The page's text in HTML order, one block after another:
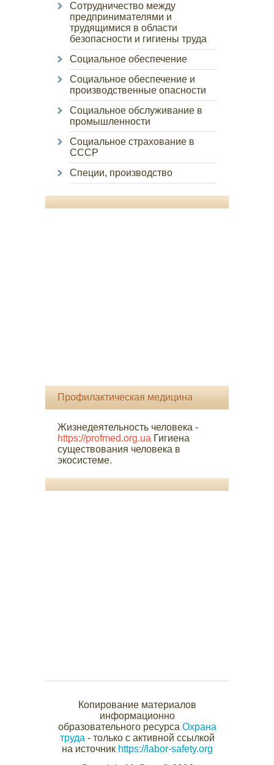
Сотрудничество между
предпринимателями и
трудящимися в области
безопасности и гигиены труда
Социальное обеспечение
Социальное обеспечение и
производственные опасности
Социальное обслуживание в
промышленности
Социальное страхование в
СССР
Специи, производство
Профилактическая медицина
Жизнедеятельность человека -
https://profmed.org.ua Гигиена
существования человека в
экосистеме.
Копирование материалов
информационно
образовательного ресурса Охрана
труда - только с активной ссылкой
на источник https://labor-safety.org